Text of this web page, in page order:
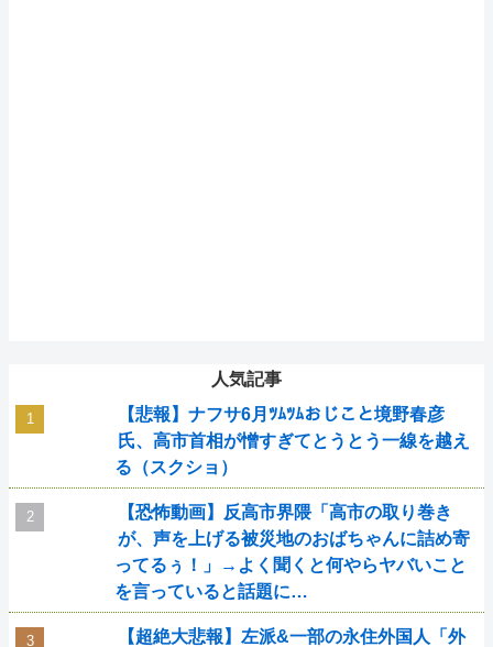
人気記事
【悲報】ナフサ6月ﾂﾑﾂﾑおじこと境野春彦
氏、高市首相が憎すぎてとうとう一線を越え
る（スクショ）
【恐怖動画】反高市界隈「高市の取り巻き
が、声を上げる被災地のおばちゃんに詰め寄
ってるぅ！」→よく聞くと何やらヤバいこと
を言っていると話題に…
【超絶大悲報】左派&一部の永住外国人「外